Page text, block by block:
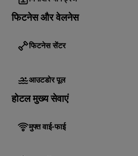
फिटनेस और वेलनेस
फिटनेस सेंटर
आउटडोर पूल
होटल मुख्य सेवाएं
मुफ्त वाई-फाई